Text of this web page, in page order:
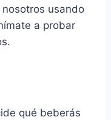
usando
a probar
qué beberás